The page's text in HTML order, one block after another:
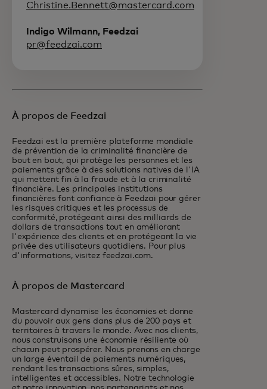
Christine.Bennett@mastercard.com
Indigo Wilmann, Feedzai
pr@feedzai.com
À propos de Feedzai
Feedzai est la première plateforme mondiale
de prévention de la criminalité financière de
bout en bout, qui protège les personnes et les
paiements grâce à des solutions natives de l'IA
qui mettent fin à la fraude et à la criminalité
financière. Les principales institutions
financières font confiance à Feedzai pour gérer
les risques critiques et les processus de
conformité, protégeant ainsi des milliards de
dollars de transactions tout en améliorant
l'expérience des clients et en protégeant la vie
privée des utilisateurs quotidiens. Pour plus
d'informations, visitez feedzai.com.
À propos de Mastercard
Mastercard dynamise les économies et donne
du pouvoir aux gens dans plus de 200 pays et
territoires à travers le monde. Avec nos clients,
nous construisons une économie résiliente où
chacun peut prospérer. Nous prenons en charge
un large éventail de paiements numériques,
rendant les transactions sûres, simples,
intelligentes et accessibles. Notre technologie